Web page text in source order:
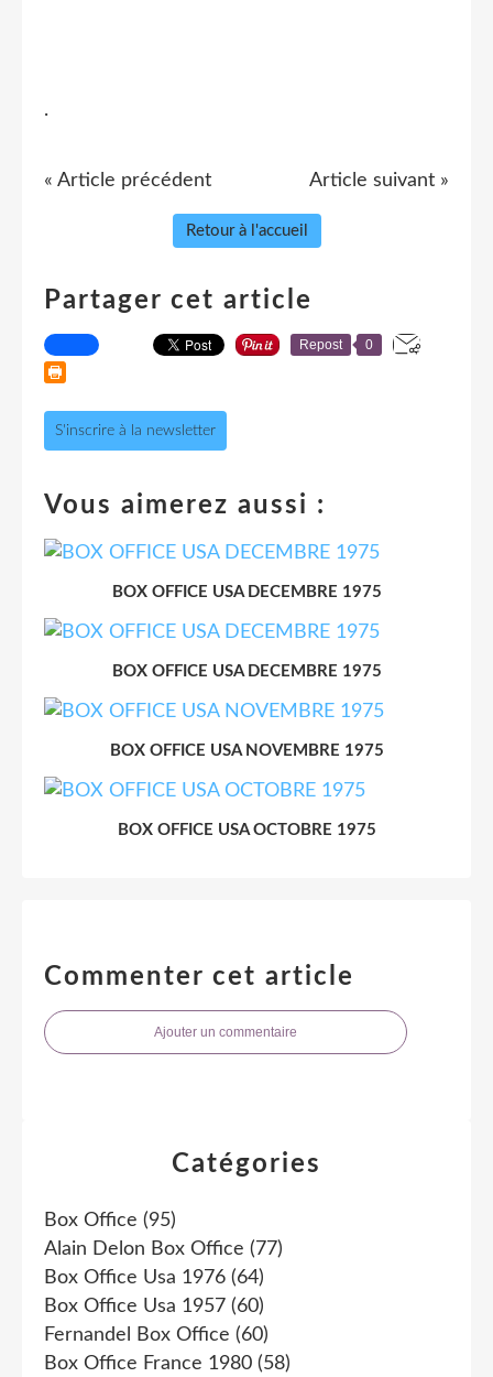
.
« Article précédent Article suivant »
Retour à l'accueil
Partager cet article
Repost 0
S'inscrire à la newsletter
Vous aimerez aussi :
BOX OFFICE USA DECEMBRE 1975
BOX OFFICE USA DECEMBRE 1975
BOX OFFICE USA NOVEMBRE 1975
BOX OFFICE USA OCTOBRE 1975
Commenter cet article
Ajouter un commentaire
Catégories
Box Office (95)
Alain Delon Box Office (77)
Box Office Usa 1976 (64)
Box Office Usa 1957 (60)
Fernandel Box Office (60)
Box Office France 1980 (58)